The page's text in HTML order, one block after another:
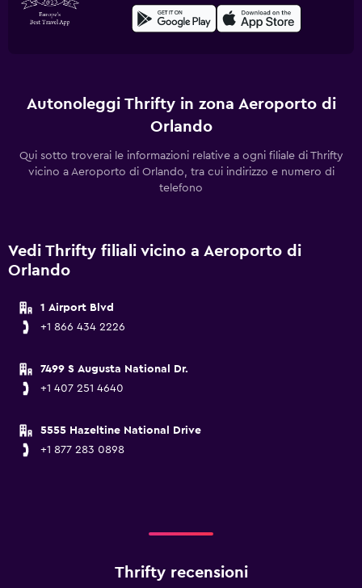
Autonoleggi Thrifty in zona Aeroporto di
Orlando
Qui sotto troverai le informazioni relative a ogni filiale di Thrifty
vicino a Aeroporto di Orlando, tra cui indirizzo e numero di
telefono
Vedi Thrifty filiali vicino a Aeroporto di
Orlando
1 Airport Blvd
+1 866 434 2226
7499 S Augusta National Dr.
+1 407 251 4640
5555 Hazeltine National Drive
+1 877 283 0898
Thrifty recensioni